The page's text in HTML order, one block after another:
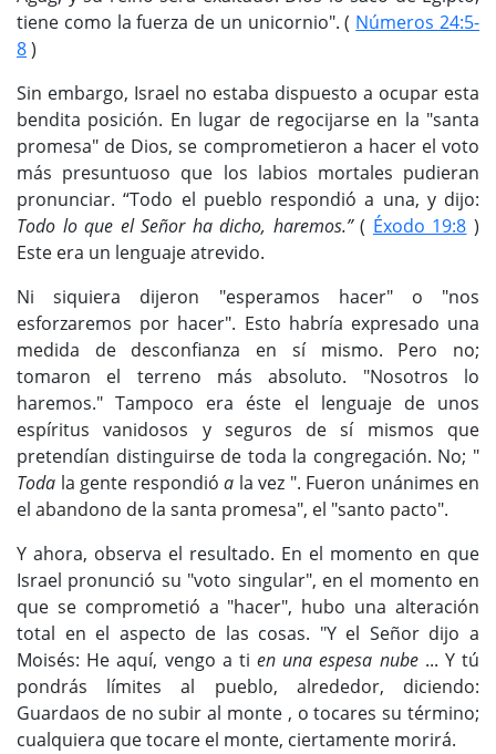
tiene como la fuerza de un unicornio". ( Números 24:5-
8)
Sin embargo, Israel no estaba dispuesto a ocupar esta
bendita posición. En lugar de regocijarse en la "santa
promesa" de Dios, se comprometieron a hacer el voto
más presuntuoso que los labios mortales pudieran
pronunciar. “Todo el pueblo respondió a una, y dijo:
Todo lo que el Señor ha dicho, haremos.”( Éxodo 19:8 )
Este era un lenguaje atrevido.
Ni siquiera dijeron "esperamos hacer" o "nos
esforzaremos por hacer". Esto habría expresado una
medida de desconfianza en sí mismo. Pero no;
tomaron el terreno más absoluto. "Nosotros lo
haremos." Tampoco era éste el lenguaje de unos
espíritus vanidosos y seguros de sí mismos que
pretendían distinguirse de toda la congregación. No; "
Toda la gente respondió a la vez ". Fueron unánimes en
el abandono de la santa promesa", el "santo pacto".
Y ahora, observa el resultado. En el momento en que
Israel pronunció su "voto singular", en el momento en
que se comprometió a "hacer", hubo una alteración
total en el aspecto de las cosas. "Y el Señor dijo a
Moisés: He aquí, vengo a ti en una espesa nube... Y tú
pondrás límites al pueblo, alrededor, diciendo:
Guardaos de no subir al monte , o tocares su término;
cualquiera que tocare el monte, ciertamente morirá.